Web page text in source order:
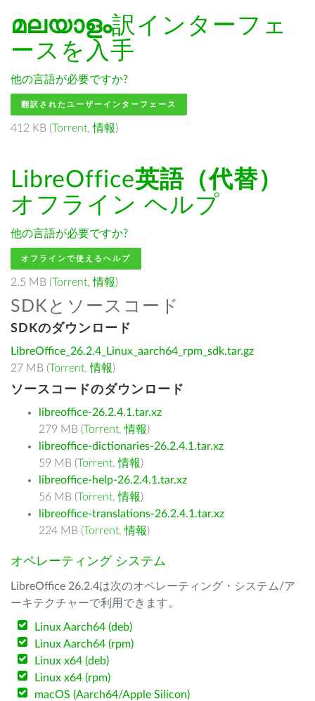
മലയാളം訳インターフェ
ースを入手
他の言語が必要ですか?
翻訳されたユーザーインターフェース
412 KB (Torrent,情報)
LibreOffice英語（代替）
オフライン ヘルプ
他の言語が必要ですか?
オフラインで使えるヘルプ
2.5 MB (Torrent,情報)
SDKとソースコード
SDKのダウンロード
LibreOffice_26.2.4_Linux_aarch64_rpm_sdk.tar.gz
27 MB (Torrent,情報)
ソースコードのダウンロード
libreoffice-26.2.4.1.tar.xz
279 MB (Torrent,情報)
libreoffice-dictionaries-26.2.4.1.tar.xz
59 MB (Torrent,情報)
libreoffice-help-26.2.4.1.tar.xz
56 MB (Torrent,情報)
libreoffice-translations-26.2.4.1.tar.xz
224 MB (Torrent,情報)
オペレーティング システム
LibreOffice 26.2.4は次のオペレーティング・システム/ア
ーキテクチャーで利用できます。
Linux Aarch64 (deb)
Linux Aarch64 (rpm)
Linux x64 (deb)
Linux x64 (rpm)
macOS (Aarch64/Apple Silicon)